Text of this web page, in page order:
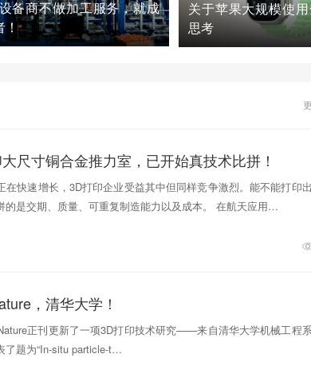
备商不做加工服务，就成
！
关于苹果大规模使
思考
尺寸铜合金推力室，已开始真技术比拼！
在快速增长，3D打印企业受益其中但同样竞争激烈。能不能打印
的是交期、质量、可重复制造能力以及成本。 在航天应用…
，清华大学！
正刊更新了一项3D打印技术研究——来自清华大学机械工程
题为“In‑situ particle‑t…